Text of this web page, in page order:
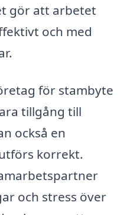
gör att arbetet
och med
för stambyte
tillgång till
också en
korrekt.
och stress över